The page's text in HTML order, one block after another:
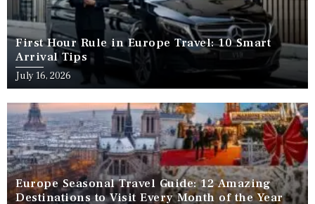
First Hour Rule in Europe Travel: 10 Smart
Arrival Tips
July 16, 2026
Europe Seasonal Travel Guide: 12 Amazing
Destinations to Visit Every Month of the Year